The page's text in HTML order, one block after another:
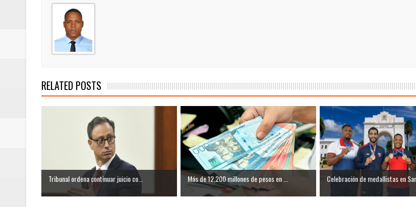
RELATED POSTS
Tribunal ordena continuar juicio co... Más de 12,200 millones de pesos en ... Celebración de medallistas en